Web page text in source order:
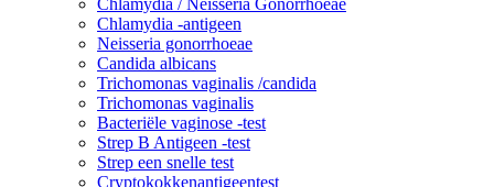
Chlamydia -antigeen
Neisseria gonorrhoeae
Candida albicans
Trichomonas vaginalis /candida
Trichomonas vaginalis
Bacteriële vaginose -test
Strep B Antigeen -test
Strep een snelle test
Cryptokokkenantigeentest